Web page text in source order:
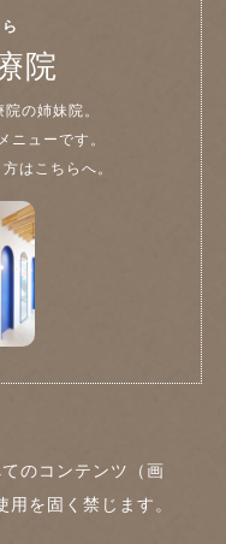
院
の姉妹院。
ニューです。
はこちらへ。
のコンテンツ（画
を固く禁じます。